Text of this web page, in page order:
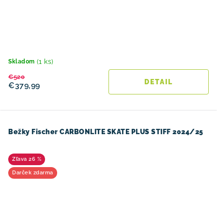
Skladom (1 ks)
€379,99
€520
DETAIL
Bežky Fischer CARBONLITE SKATE PLUS STIFF 2024/25
26 %
Darček zdarma